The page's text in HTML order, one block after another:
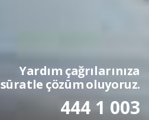
Yardım çağrılarınıza
süratle çözüm oluyoruz.
444 1 003